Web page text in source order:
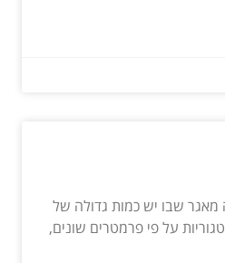
שבו יש כמות גדולה של
על פי פרמטרים שונים,